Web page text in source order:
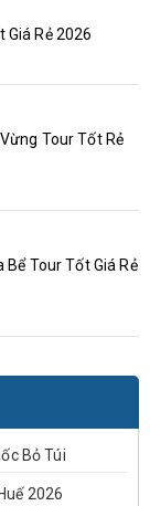
Giá Rẻ 2026
Tour Tốt Rẻ
Bể Tour Tốt Giá Rẻ
Bỏ Túi
2026